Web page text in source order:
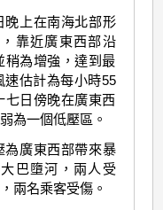
晚上在南海北部形
靠近廣東西部沿
稍為增強，達到最
速估計為每小時55
七日傍晚在廣東西
為一個低壓區。
為廣東西部帶來暴
巴墮河，兩人受
兩名乘客受傷。